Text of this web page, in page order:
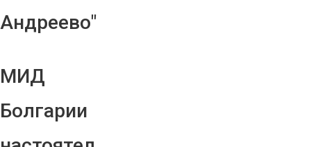
Андреево"
МИД
Болгарии